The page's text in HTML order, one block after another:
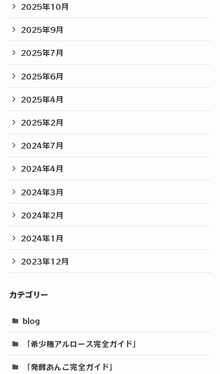
2025年10月
2025年9月
2025年7月
2025年6月
2025年4月
2025年2月
2024年7月
2024年4月
2024年3月
2024年2月
2024年1月
2023年12月
カテゴリー
blog
「希少糖アルロース完全ガイド」
「発酵あんこ完全ガイド」